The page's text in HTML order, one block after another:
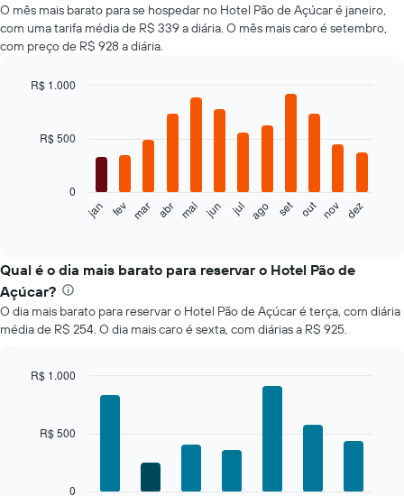
O mês mais barato para se hospedar no Hotel Pão de Açúcar é janeiro,
com uma tarifa média de R$ 339 a diária. O mês mais caro é setembro,
com preço de R$ 928 a diária.
with
exibe
o
preço
médio
de
quarto
jan fev mar abr mai jun jul ago set out nov dez
0
R$ 500
R$ 1.000
Qual é o dia mais barato para reservar o Hotel Pão de
Açúcar?
O dia mais barato para reservar o Hotel Pão de Açúcar é terça, com diária
média de R$ 254. O dia mais caro é sexta, com diárias a R$ 925.
0
R$ 500
R$ 1.000